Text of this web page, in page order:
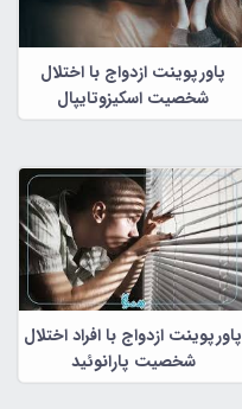
پاورپوینت ازدواج با اختلال
شخصیت اسکیزوتایپال
پاورپوینت ازدواج با افراد اختلال
شخصیت پارانوئید